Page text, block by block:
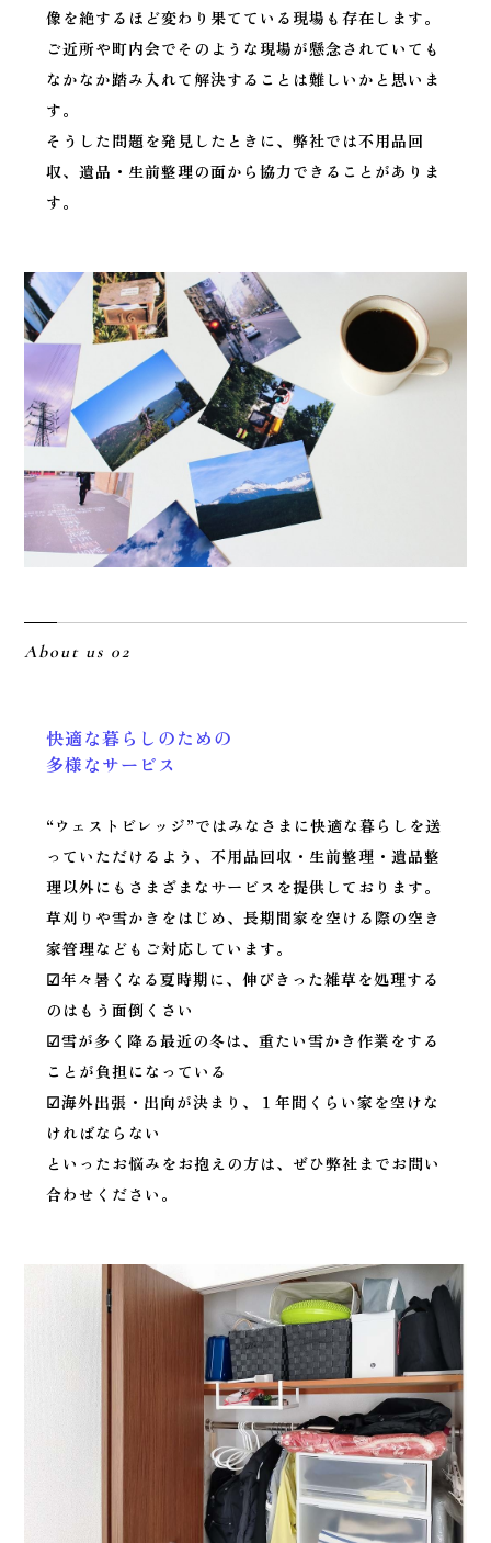
像を絶するほど変わり果てている現場も存在します。
ご近所や町内会でそのような現場が懸念されていても
なかなか踏み入れて解決することは難しいかと思いま
す。
そうした問題を発見したときに、弊社では不用品回
収、遺品・生前整理の面から協力できることがありま
す。
About us 02
快適な暮らしのための
多様なサービス
“ウェストビレッジ”ではみなさまに快適な暮らしを送
っていただけるよう、不用品回収・生前整理・遺品整
理以外にもさまざまなサービスを提供しております。
草刈りや雪かきをはじめ、長期間家を空ける際の空き
家管理などもご対応しています。
☑年々暑くなる夏時期に、伸びきった雑草を処理する
のはもう面倒くさい
☑雪が多く降る最近の冬は、重たい雪かき作業をする
ことが負担になっている
☑海外出張・出向が決まり、１年間くらい家を空けな
ければならない
といったお悩みをお抱えの方は、ぜひ弊社までお問い
合わせください。